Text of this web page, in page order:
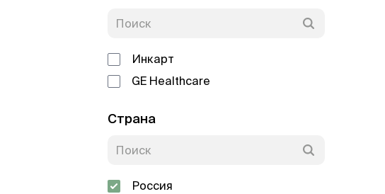
Инкарт
GE Healthcare
Страна
Россия